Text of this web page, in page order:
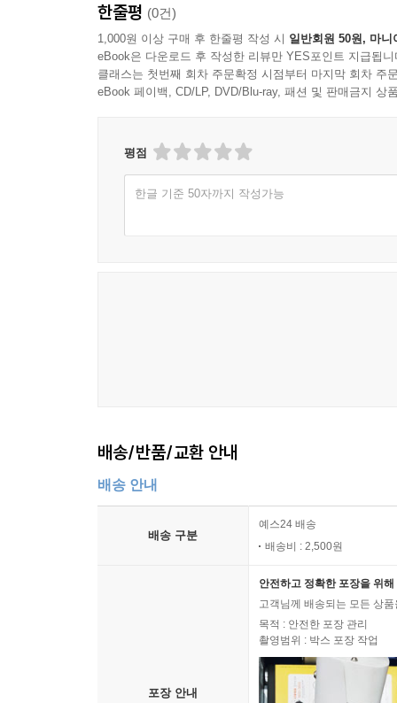
한줄평 (0건)
1,000원 이상 구매 후 한줄평 작성 시 일반회원 50원, 마니
eBook은 다운로드 후 작성한 리뷰만 YES포인트 지급됩니
클래스는 첫번째 회차 주문확정 시점부터 마지막 회차 주
eBook 페이백, CD/LP, DVD/Blu-ray, 패션 및 판매금지 상
평점
한글 기준 50자까지 작성가능
배송/반품/교환 안내
배송 안내
배송 구분
예스24 배송
배송비 : 2,500원
포장 안내
안전하고 정확한 포장을 위
고객님께 배송되는 모든 상
목적 : 안전한 포장 관리
촬영범위 : 박스 포장 작업